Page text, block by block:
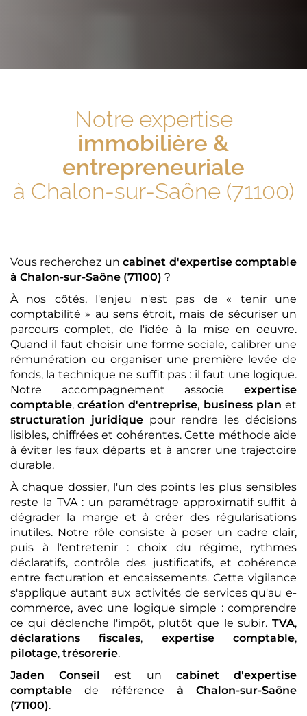
Notre expertise
immobilière &
entrepreneuriale
à Chalon-sur-Saône (71100)
Vous recherchez uncabinet d'expertise comptable
à Chalon-sur-Saône (71100) ?
À nos côtés, l'enjeu n'est pas de « tenir une
comptabilité » au sens étroit, mais de sécuriser un
parcours complet, de l'idée à la mise en oeuvre.
Quand il faut choisir une forme sociale, calibrer une
rémunération ou organiser une première levée de
fonds, la technique ne suffit pas : il faut une logique.
Notre accompagnement associe expertise
comptable,création d'entreprise, business plan et
structuration juridiquepour rendre les décisions
lisibles, chiffrées et cohérentes. Cette méthode aide
à éviter les faux départs et à ancrer une trajectoire
durable.
À chaque dossier, l'un des points les plus sensibles
reste la TVA : un paramétrage approximatif suffit à
dégrader la marge et à créer des régularisations
inutiles. Notre rôle consiste à poser un cadre clair,
puis à l'entretenir : choix du régime, rythmes
déclaratifs, contrôle des justificatifs, et cohérence
entre facturation et encaissements. Cette vigilance
s'applique autant aux activités de services qu'au e-
commerce, avec une logique simple : comprendre
ce qui déclenche l'impôt, plutôt que le subir. TVA,
déclarations fiscales, expertise comptable,
pilotage, trésorerie.
Jaden Conseil est un cabinet d'expertise
comptable de référence à Chalon-sur-Saône
(71100).